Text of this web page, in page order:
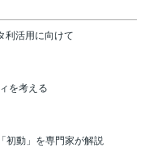
利活用に向けて
を考える
初動」を専門家が解説